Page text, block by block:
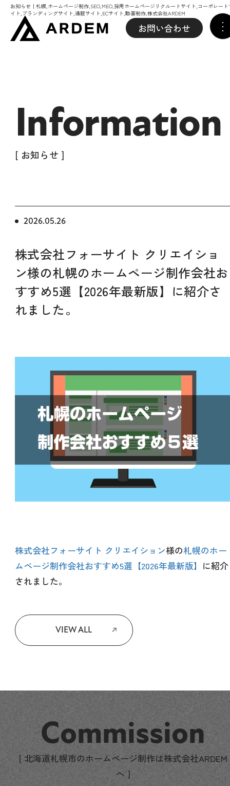
お知らせ｜札幌,ホームページ制作,SEO,MEO,採用ホームページリクルートサイト,コーポレート
イト,ブランディングサイト,通販サイト,ECサイト,動画制作,株式会社ARDEM
お問い合わせ
Information
[ お知らせ ]
2026.05.26
株式会社フォーサイト クリエイショ
ン様の札幌のホームページ制作会社お
すすめ5選【2026年最新版】に紹介さ
れました。
株式会社フォーサイト クリエイション様の札幌のホー
ムページ制作会社おすすめ5選【2026年最新版】 に紹介
されました。
VIEW ALL
Commission
[ 北海道札幌市のホームページ制作は株式会社ARDEM
へ ]